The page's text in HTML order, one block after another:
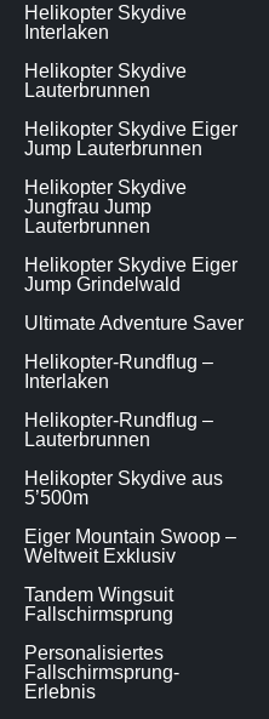
Helikopter Skydive
Interlaken
Helikopter Skydive
Lauterbrunnen
Helikopter Skydive Eiger
Jump Lauterbrunnen
Helikopter Skydive
Jungfrau Jump
Lauterbrunnen
Helikopter Skydive Eiger
Jump Grindelwald
Ultimate Adventure Saver
Helikopter-Rundflug –
Interlaken
Helikopter-Rundflug –
Lauterbrunnen
Helikopter Skydive aus
5’500m
Eiger Mountain Swoop –
Weltweit Exklusiv
Tandem Wingsuit
Fallschirmsprung
Personalisiertes
Fallschirmsprung-
Erlebnis